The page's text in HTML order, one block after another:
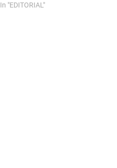
In "EDITORIAL"